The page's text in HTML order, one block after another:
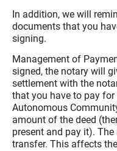
In addition, we will
documents that you
signing.
Management of
signed, the notary will
settlement with the
that you have to pay
Autonomous
amount of the deed
present and pay it).
transfer. This affects